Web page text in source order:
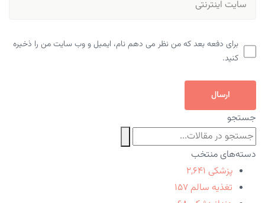
برای دفعه بعد که من نظر می دهم نام، ایمیل و وب سایت من را ذخیره
کنید.
ارسال
جستجو
دسته‌های منتخب
پزشکی ۲,۶۴۱
تغذیه سالم ۱۵۷